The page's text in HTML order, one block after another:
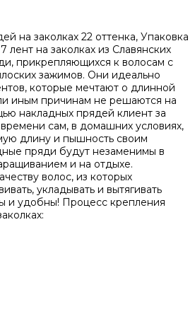
на заколках 22 оттенка, Упаковка
лент на заколках из Славянских
прикрепляющихся к волосам с
зажимов. Они идеально
которые мечтают о длинной
иным причинам не решаются на
накладных прядей клиент за
сам, в домашних условиях,
длину и пышность своим
пряди будут незаменимы в
и на отдыхе.
волос, из которых
укладывать и вытягивать
и удобны! Процесс крепления